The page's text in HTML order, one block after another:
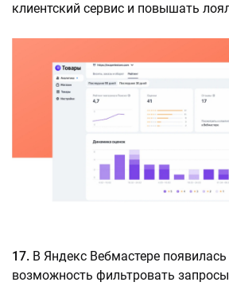
клиентский сервис и повышать
17. В Яндекс Вебмастере появилась
возможность фильтровать